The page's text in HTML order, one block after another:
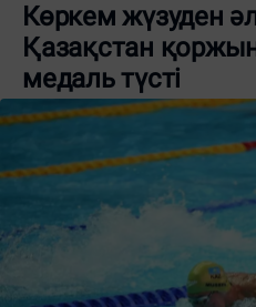
Көркем жүзуден
Қазақстан
медаль түсті